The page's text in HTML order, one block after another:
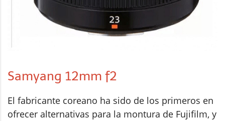
Samyang 12mm f2
El fabricante coreano ha sido de los primeros en
ofrecer alternativas para la montura de Fujifilm, y